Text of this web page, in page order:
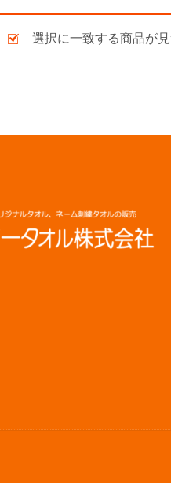
選択に一致する商品が